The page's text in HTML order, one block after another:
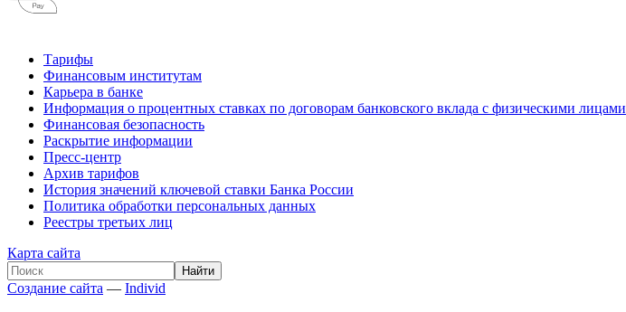
Тарифы
Финансовым институтам
Карьера в банке
Информация о процентных ставках по договорам банковского вклада с физическими лицами
Финансовая безопасность
Раскрытие информации
Пресс-центр
Архив тарифов
История значений ключевой ставки Банка России
Политика обработки персональных данных
Реестры третьих лиц
Карта сайта
Создание сайта — Individ